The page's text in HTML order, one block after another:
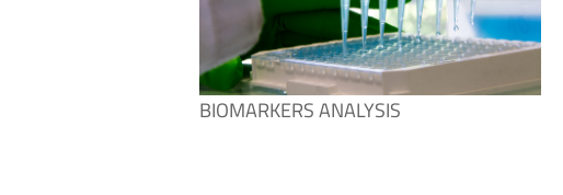
BIOMARKERS ANALYSIS